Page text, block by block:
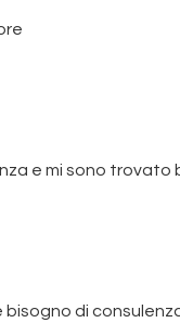
e mi sono trovato
di